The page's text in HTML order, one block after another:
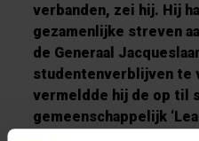
verbanden, zei hij. Hij
gezamenlijke streven
de Generaal
studentenverblijven te
vermeldde hij de op til
gemeenschappelijk